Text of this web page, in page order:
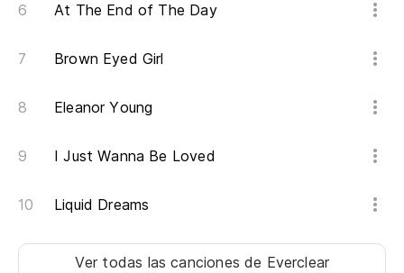
At The End of The Day
Brown Eyed Girl
Eleanor Young
I Just Wanna Be Loved
Liquid Dreams
Ver todas las cancionesde Everclear